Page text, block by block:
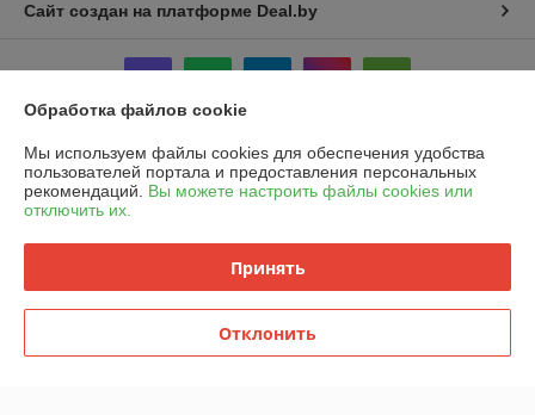
Сайт создан на платформе Deal.by
Информация для покупателя
Индивидуальный предприниматель:
220034 , г. Минск , ул. Якубовского, 22, кор1 ,
Регистрационный номер ЕГР: 192052359
Регистрационный орган: Минский Горисполком , Фрунзенского района
Обработка файлов cookie
Мы используем файлы cookies для обеспечения удобства
пользователей портала и предоставления персональных
рекомендаций. Вы можете настроить файлы cookies или
отключить их.
Принять
Отклонить